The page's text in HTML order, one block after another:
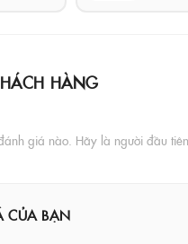
HÀNG
giá nào. Hãy là người đầu
CỦA BẠN